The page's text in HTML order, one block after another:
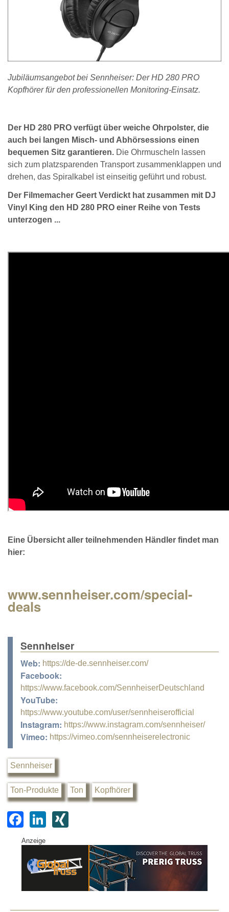
Jubiläumsangebot bei Sennheiser: Der HD 280 PRO
Kopfhörer für den professionellen Monitoring-Einsatz.
Der HD 280 PRO verfügt über weiche Ohrpolster, die
auch bei langen Misch- und Abhörsessions einen
bequemen Sitz garantieren. Die Ohrmuscheln lassen
sich zum platzsparenden Transport zusammenklappen und
drehen, das Spiralkabel ist einseitig geführt und robust.
Der Filmemacher Geert Verdickt hat zusammen mit DJ
Vinyl King den HD 280 PRO einer Reihe von Tests
unterzogen ...
Eine Übersicht aller teilnehmenden Händler findet man
hier:
www.sennheiser.com/special-
deals
Sennheiser
Web: https://de-de.sennheiser.com/
Facebook:
https://www.facebook.com/SennheiserDeutschland
YouTube:
https://www.youtube.com/user/sennheiserofficial
Instagram: https://www.instagram.com/sennheiser/
Vimeo: https://vimeo.com/sennheiserelectronic
Sennheiser
Ton-Produkte Ton Kopfhörer
F
a
c
e
Li
k
e
G
Anzeige